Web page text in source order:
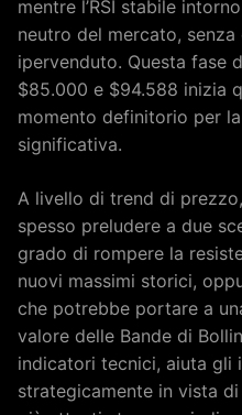
mentre l’RSI stabile
neutro del mercato,
ipervenduto. Questa fase
$85.000 e $94.588 inizia
momento definitorio per
significativa.
A livello di trend di
spesso preludere a due
grado di rompere la
nuovi massimi storici,
che potrebbe portare a
valore delle Bande di
indicatori tecnici, aiuta gli
strategicamente in vista